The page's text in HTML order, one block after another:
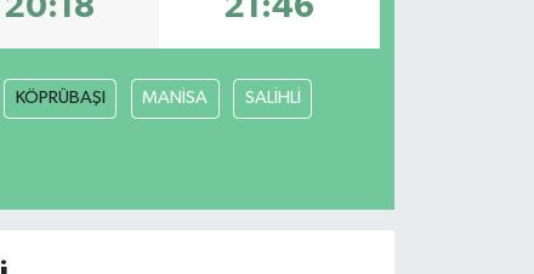
KÖPRÜBAŞI MANİSA SALİHLİ